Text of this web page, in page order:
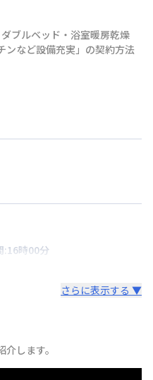
ブルベッド・浴室暖房乾燥
ンなど設備充実 」の契約方法
:16時00分
さらに表示する ▼
します。